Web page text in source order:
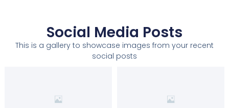
Social Media Posts
This is a gallery to showcase images from your recent
social posts